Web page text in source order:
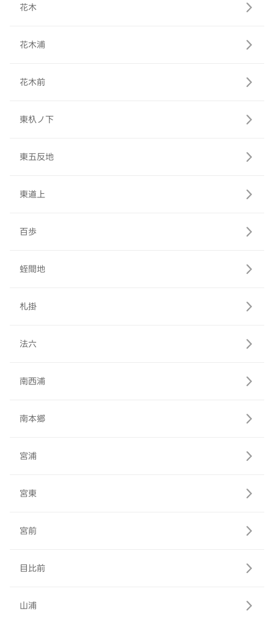
花木
花木浦
花木前
東杁ノ下
東五反地
東道上
百歩
蛭間地
札掛
法六
南西浦
南本郷
宮浦
宮東
宮前
目比前
山浦